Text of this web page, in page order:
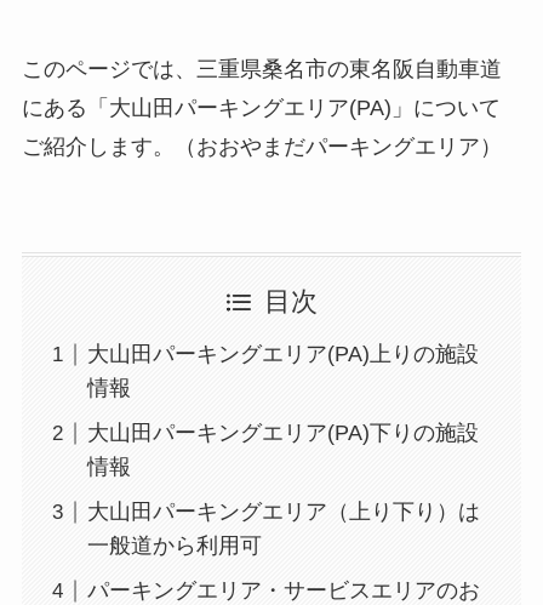
このページでは、三重県桑名市の東名阪自動車道
にある「大山田パーキングエリア(PA)」について
ご紹介します。（おおやまだパーキングエリア）
目次
大山田パーキングエリア(PA)上りの施設
情報
大山田パーキングエリア(PA)下りの施設
情報
大山田パーキングエリア（上り下り）は
一般道から利用可
パーキングエリア・サービスエリアのお